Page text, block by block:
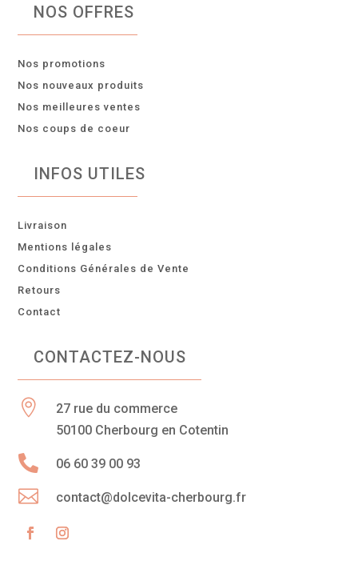
NOS OFFRES
Nos promotions
Nos nouveaux produits
Nos meilleures ventes
Nos coups de coeur
INFOS UTILES
Livraison
Mentions légales
Conditions Générales de Vente
Retours
Contact
CONTACTEZ-NOUS

27 rue du commerce
50100 Cherbourg en Cotentin
 06 60 39 00 93
 contact@dolcevita-cherbourg.fr